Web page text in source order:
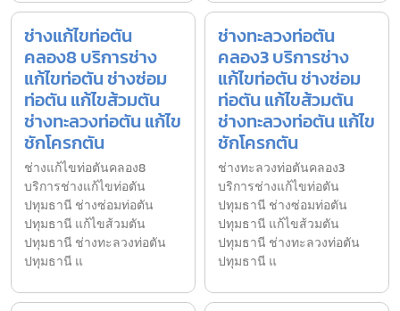
ช่างแก้ไขท่อตัน
คลอง8 บริการช่าง
แก้ไขท่อตัน ช่างซ่อม
ท่อตัน แก้ไขส้วมตัน
ช่างทะลวงท่อตัน แก้ไข
ชักโครกตัน
ช่างแก้ไขท่อตันคลอง8
บริการช่างแก้ไขท่อตัน
ปทุมธานี ช่างซ่อมท่อตัน
ปทุมธานี แก้ไขส้วมตัน
ปทุมธานี ช่างทะลวงท่อตัน
ปทุมธานี แ
ช่างทะลวงท่อตัน
คลอง3 บริการช่าง
แก้ไขท่อตัน ช่างซ่อม
ท่อตัน แก้ไขส้วมตัน
ช่างทะลวงท่อตัน แก้ไข
ชักโครกตัน
ช่างทะลวงท่อตันคลอง3
บริการช่างแก้ไขท่อตัน
ปทุมธานี ช่างซ่อมท่อตัน
ปทุมธานี แก้ไขส้วมตัน
ปทุมธานี ช่างทะลวงท่อตัน
ปทุมธานี แ